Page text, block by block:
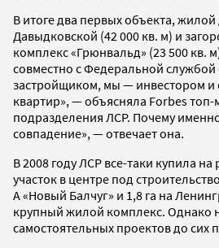
В итоге два первых объекта,
Давыдковской (42 000 кв. м) и
комплекс «Грюнвальд» (23 500 кв.
совместно с Федеральной
застройщиком, мы — инвестором и
квартир», — объясняла Forbes
подразделения ЛСР. Почему
совпадение», — отвечает она.
В 2008 году ЛСР все-таки купила
участок в центре под
А «Новый Балчуг» и 1,8 га на
крупный жилой комплекс. Однако
самостоятельных проектов до сих